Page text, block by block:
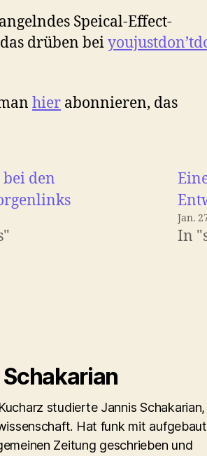
Speical-Effect-
drüben bei
hier abonnieren, das
den
Jan.
In
studierte Jannis Schakarian,
Hat funk mit
Zeitung geschrieben und